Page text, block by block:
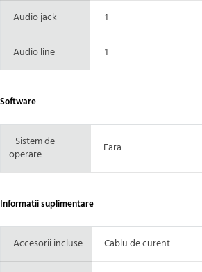
Audio jack 1
Audio line 1
Software
Sistem de
operare
Fara
Informatii suplimentare
Accesorii incluse Cablu de curent